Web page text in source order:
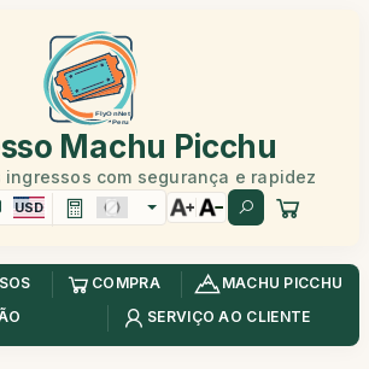
Machu Picchu
ingressos com segurança e rapidez
USD
COMPRA
MACHU PICCHU
SERVIÇO AO CLIENTE